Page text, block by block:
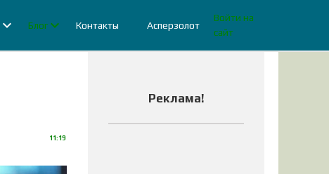
Блог Контакты Асперзолот
Войти на
сайт
11:19
Реклама!